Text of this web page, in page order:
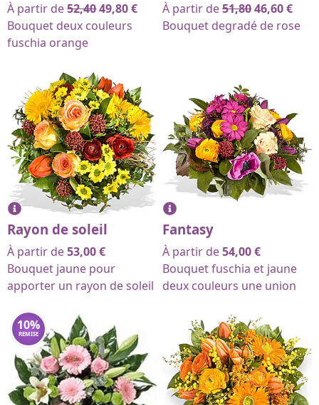
À partir de52,4049,80€
Bouquet deux couleurs
fuschia orange
À partir de51,8046,60€
Bouquet degradé de rose
Rayon de soleil
À partir de53,00€
Bouquet jaune pour
apporter un rayon de soleil
Fantasy
À partir de54,00€
Bouquet fuschia et jaune
deux couleurs une union
10%
REMISE